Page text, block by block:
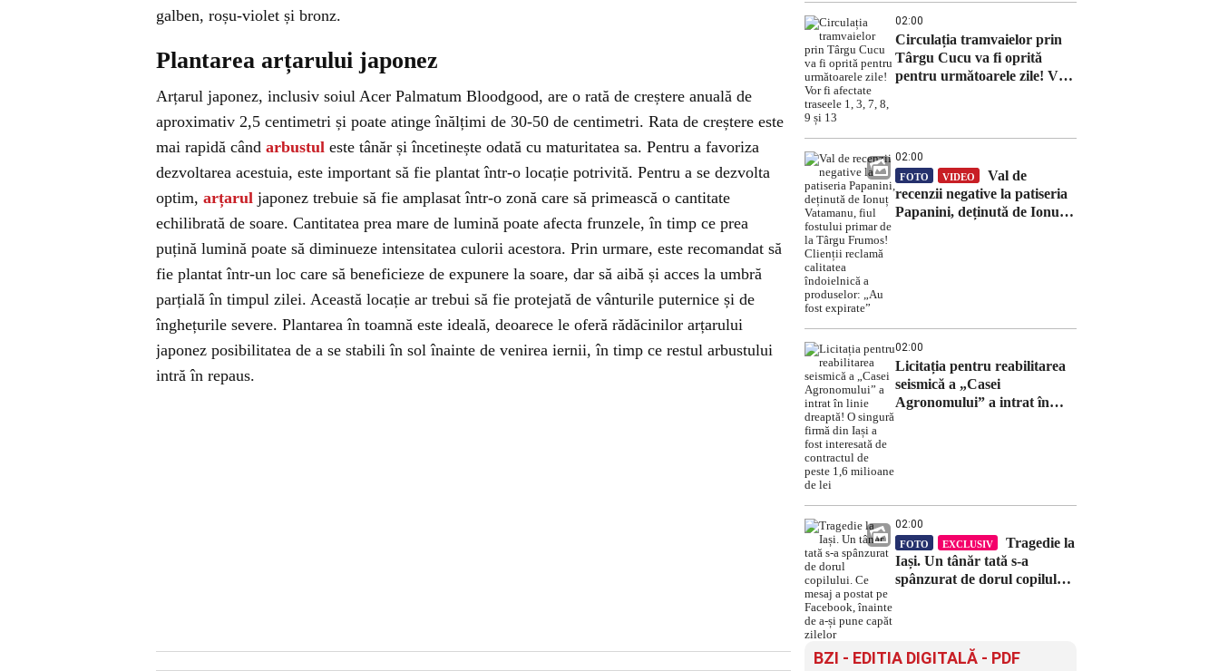
galben, roșu-violet și bronz.
Plantarea arțarului japonez
Arțarul japonez, inclusiv soiul Acer Palmatum Bloodgood, are o rată de creștere anuală de
aproximativ 2,5 centimetri și poate atinge înălțimi de 30-50 de centimetri. Rata de creștere este
mai rapidă când arbustul este tânăr și încetinește odată cu maturitatea sa. Pentru a favoriza
dezvoltarea acestuia, este important să fie plantat într-o locație potrivită. Pentru a se dezvolta
optim, arțarul japonez trebuie să fie amplasat într-o zonă care să primească o cantitate
echilibrată de soare. Cantitatea prea mare de lumină poate afecta frunzele, în timp ce prea
puțină lumină poate să diminueze intensitatea culorii acestora. Prin urmare, este recomandat să
fie plantat într-un loc care să beneficieze de expunere la soare, dar să aibă și acces la umbră
parțială în timpul zilei. Această locație ar trebui să fie protejată de vânturile puternice și de
înghețurile severe. Plantarea în toamnă este ideală, deoarece le oferă rădăcinilor arțarului
japonez posibilitatea de a se stabili în sol înainte de venirea iernii, în timp ce restul arbustului
intră în repaus.
02:00
Circulația tramvaielor prin
Târgu Cucu va fi oprită
pentru următoarele zile! Vor
02:00
FOTO VIDEO
Val de
recenzii negative la patiseria
Papanini, deținută de Ionuț
02:00
Licitația pentru reabilitarea
seismică a „Casei
Agronomului” a intrat în
02:00
FOTO EXCLUSIV
Tragedie la
Iași. Un tânăr tată s-a
spânzurat de dorul copilului.
BZI - EDITIA DIGITALĂ - PDF